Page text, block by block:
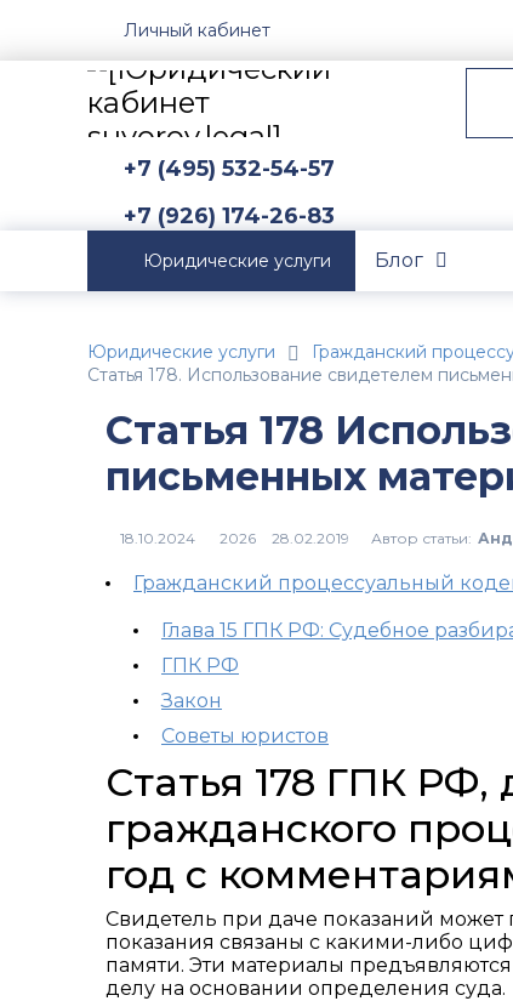
Личный кабинет
+7 (495) 532-54-57
+7 (926) 174-26-83
Юридические услуги Блог
Юридические услуги Гражданский
Статья 178. Использование свидетелем
Статья 178
письменных
2026 Автор статьи:
Гражданский процессуальный
Глава 15 ГПК РФ: Судебное
ГПК РФ
Закон
Советы юристов
Статья 178 ГПК
гражданского
год с
Свидетель при даче показаний может
показания связаны с какими-либо
памяти. Эти материалы
делу на основании определения суда.